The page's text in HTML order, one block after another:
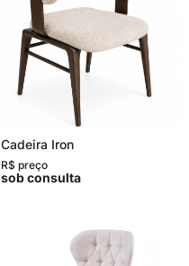
Cadeira Iron
R$ preço
sob consulta